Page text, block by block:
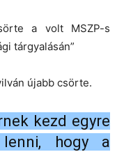
a volt MSZP-s
tárgyalásán”
újabb csörte.
kezd egyre
hogy a